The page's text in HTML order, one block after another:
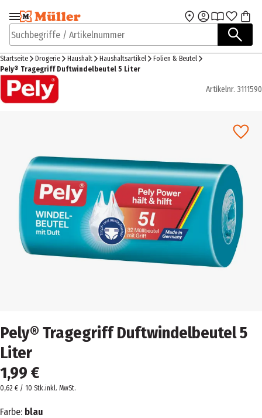
Zur Navigation
springen
Zum Hauptinhalt
Suchbegriffe / Artikelnummer
Startseite Drogerie Haushalt Haushaltsartikel
Folien & Beutel
Pely® Tragegriff Duftwindelbeutel 5 Liter
Artikelnr. 3111590
Pely® Tragegriff Duftwindelbeutel 5
Liter
1,99 €
0,62 € / 10 Stk.inkl. MwSt.
Farbe: blau